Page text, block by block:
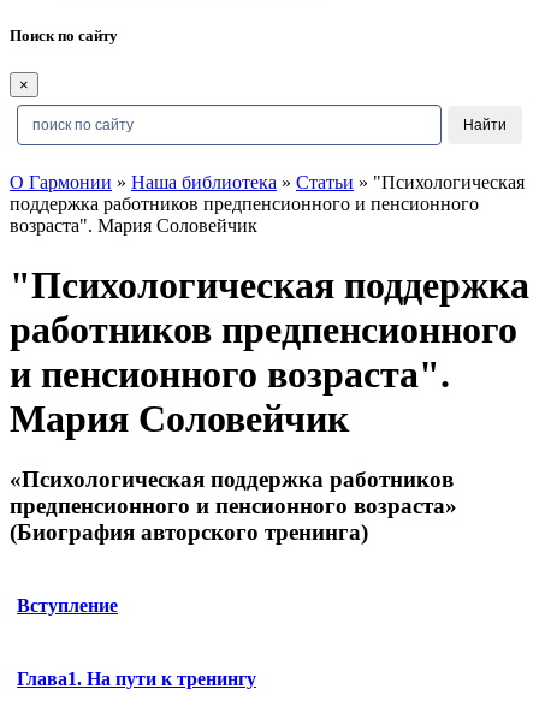
Поиск по сайту
×
О Гармонии » Наша библиотека » Статьи » "Психологическая
поддержка работников предпенсионного и пенсионного
возраста". Мария Соловейчик
"Психологическая поддержка
работников предпенсионного
и пенсионного возраста".
Мария Соловейчик
«Психологическая поддержка работников
предпенсионного и пенсионного возраста»
(Биография авторского тренинга)
Вступление
Глава1. На пути к тренингу